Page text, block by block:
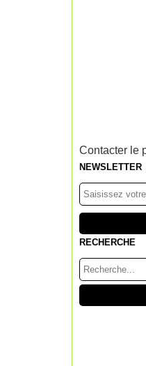
Contacter le
NEWSLETTER
RECHERCHE